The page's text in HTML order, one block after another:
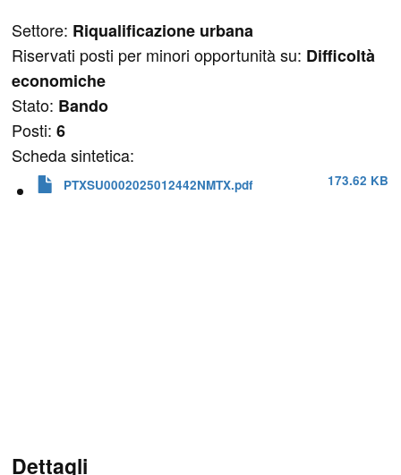
Dettagli
Settore: Riqualificazione urbana
Riservati posti per minori opportunità su: Difficoltà
economiche
Stato: Bando
Posti:6
Scheda sintetica:
PTXSU0002025012442NMTX.pdf 173.62 KB